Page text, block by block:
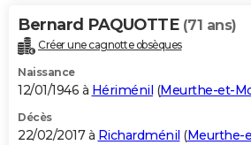
Bernard PAQUOTTE (71 ans)
Créer une cagnotte obsèques
Naissance
12/01/1946 à Hériménil (Meurthe-et-
Décès
22/02/2017 à Richardménil (Meurthe-